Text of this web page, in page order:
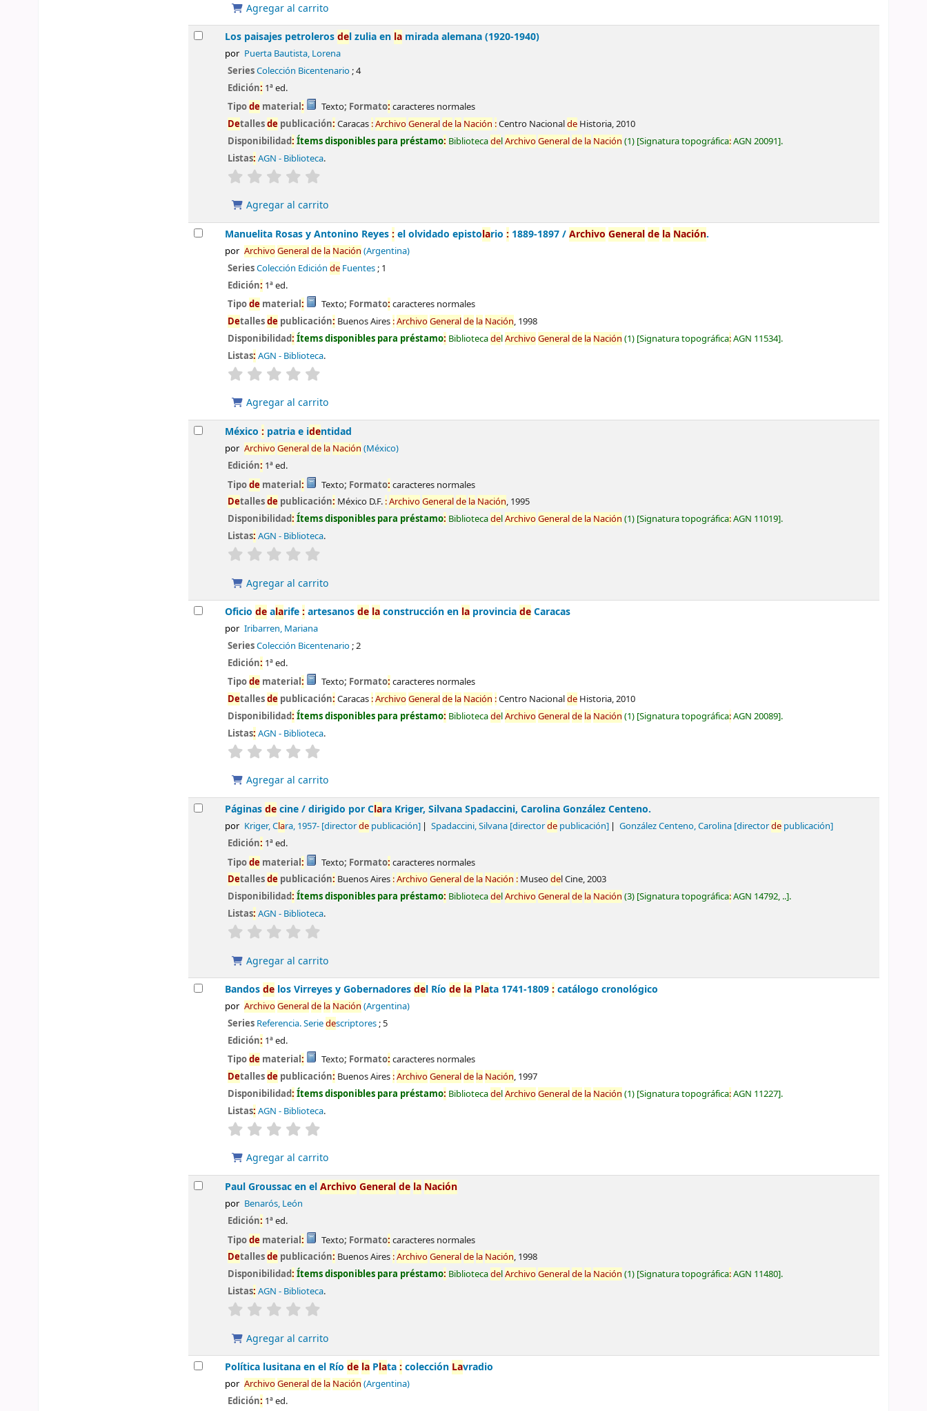
Agregar al carrito
Los paisajes petrolerosdel zulia en la mirada alemana (1920-1940)
por Puerta Bautista, Lorena
SeriesColección Bicentenario; 4
Edición: 1ª ed.
Tipode material: Texto; Formato: caracteres normales
Detallesde publicación: Caracas :ArchivoGeneralde la Nación :Centro Nacionalde Historia,2010
Disponibilidad: Ítems disponibles para préstamo: BibliotecadelArchivoGeneralde la Nación (1) Signatura topográfica:AGN 20091 .
Listas: AGN - Biblioteca.
valoración
Agregar al carrito
Manuelita Rosas y Antonino Reyes: el olvidado epistolario: 1889-1897 /Archivo General de la Nación.
por ArchivoGeneralde la Nación (Argentina)
SeriesColección Ediciónde Fuentes; 1
Edición: 1ª ed.
Tipode material: Texto; Formato: caracteres normales
Detallesde publicación: Buenos Aires :ArchivoGeneralde la Nación, 1998
Disponibilidad: Ítems disponibles para préstamo: BibliotecadelArchivoGeneralde la Nación (1) Signatura topográfica:AGN 11534 .
Listas: AGN - Biblioteca.
valoración
Agregar al carrito
México: patria e identidad
por ArchivoGeneralde la Nación (México)
Edición: 1ª ed.
Tipode material: Texto; Formato: caracteres normales
Detallesde publicación: México D.F. :ArchivoGeneralde la Nación, 1995
Disponibilidad: Ítems disponibles para préstamo: BibliotecadelArchivoGeneralde la Nación (1) Signatura topográfica:AGN 11019 .
Listas: AGN - Biblioteca.
valoración
Agregar al carrito
Oficiodealarife: artesanosde laconstrucción en la provinciadeCaracas
por Iribarren, Mariana
SeriesColección Bicentenario; 2
Edición: 1ª ed.
Tipode material: Texto; Formato: caracteres normales
Detallesde publicación: Caracas :ArchivoGeneralde la Nación :Centro Nacionalde Historia,2010
Disponibilidad: Ítems disponibles para préstamo: BibliotecadelArchivoGeneralde la Nación (1) Signatura topográfica:AGN 20089 .
Listas: AGN - Biblioteca.
valoración
Agregar al carrito
Páginasdecine /dirigido por Clara Kriger, Silvana Spadaccini, Carolina González Centeno.
por Kriger, Clara, 1957-[directordepublicación] Spadaccini, Silvana[directordepublicación] González Centeno, Carolina[directordepublicación]
Edición: 1ª ed.
Tipode material: Texto; Formato: caracteres normales
Detallesde publicación: Buenos Aires :ArchivoGeneralde la Nación : Museodel Cine,2003
Disponibilidad: Ítems disponibles para préstamo: BibliotecadelArchivoGeneralde la Nación (3) Signatura topográfica:AGN 14792, .. .
Listas: AGN - Biblioteca.
valoración
Agregar al carrito
Bandosde los Virreyes y Gobernadoresdel Ríode la Plata 1741-1809: catálogo cronológico
por ArchivoGeneralde la Nación (Argentina)
Series Referencia. Seriedescriptores; 5
Edición: 1ª ed.
Tipode material: Texto; Formato: caracteres normales
Detallesde publicación: Buenos Aires :ArchivoGeneralde la Nación, 1997
Disponibilidad: Ítems disponibles para préstamo: BibliotecadelArchivoGeneralde la Nación (1) Signatura topográfica:AGN 11227 .
Listas: AGN - Biblioteca.
valoración
Agregar al carrito
Paul Groussac en elArchivo General de la Nación
por Benarós, León
Edición: 1ª ed.
Tipode material: Texto; Formato: caracteres normales
Detallesde publicación: Buenos Aires :ArchivoGeneralde la Nación, 1998
Disponibilidad: Ítems disponibles para préstamo: BibliotecadelArchivoGeneralde la Nación (1) Signatura topográfica:AGN 11480 .
Listas: AGN - Biblioteca.
valoración
Agregar al carrito
Política lusitana en el Ríode la Plata: colección Lavradio
por ArchivoGeneralde la Nación (Argentina)
Edición: 1ª ed.